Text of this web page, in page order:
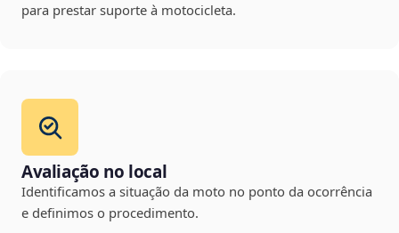
para prestar suporte à motocicleta.
Avaliação no local
Identificamos a situação da moto no ponto da ocorrência
e definimos o procedimento.